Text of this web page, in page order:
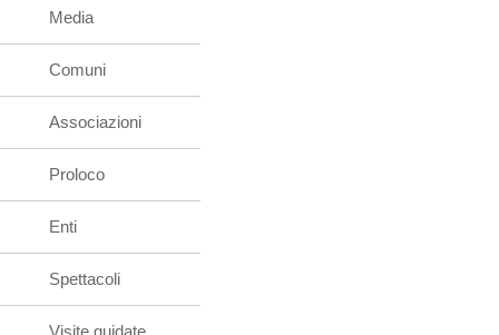
Media
Comuni
Associazioni
Proloco
Enti
Spettacoli
Visite guidate